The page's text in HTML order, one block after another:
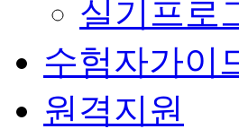
실기프로
수험자가이
원격지원